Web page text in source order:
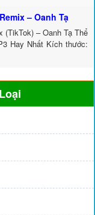
– Oanh Tạ
(TikTok) – Oanh Tạ Thể
Hay Nhất Kích thước: